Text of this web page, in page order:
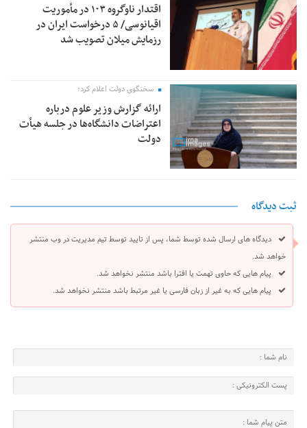
اقتدار ناوگروه ۱۰۳ در مأموریت‌
اقیانوسی/ ۵ درخواست ایران در
رزمایش میلان تصویب شد
سخنگوی دولت اعلام کرد؛
ارائه گزارش وزیر علوم درباره
اعتراضات دانشگاه‌ها در جلسه هیأت
دولت
ثبت دیدگاه
دیدگاه های ارسال شده توسط شما، پس از تایید توسط تیم مدیریت در وب منتشر
خواهد شد.
پیام هایی که حاوی تهمت یا افترا باشد منتشر نخواهد شد.
پیام هایی که به غیر از زبان فارسی یا غیر مرتبط باشد منتشر نخواهد شد.